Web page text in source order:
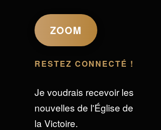
ZOOM
RESTEZ CONNECTÉ !
Je voudrais recevoir les
nouvelles de l'Église de
la Victoire.